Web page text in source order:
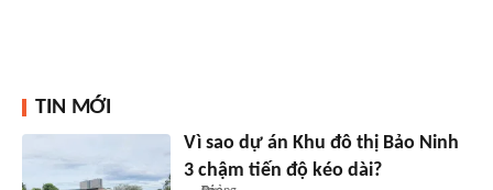
TIN MỚI
Vì sao dự án Khu đô thị Bảo Ninh
3 chậm tiến độ kéo dài?